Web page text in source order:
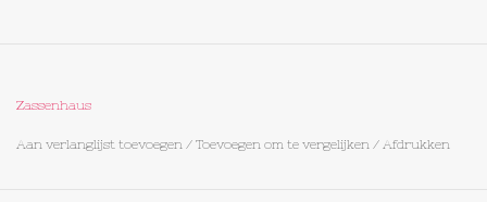
Zassenhaus
Aan verlanglijst toevoegen / Toevoegen om te vergelijken / Afdrukken